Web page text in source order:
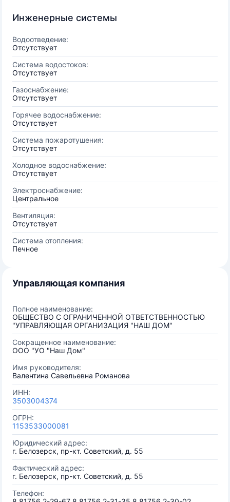
Инженерные системы
Водоотведение:
Отсутствует
Система водостоков:
Отсутствует
Газоснабжение:
Отсутствует
Горячее водоснабжение:
Отсутствует
Система пожаротушения:
Отсутствует
Холодное водоснабжение:
Отсутствует
Электроснабжение:
Центральное
Вентиляция:
Отсутствует
Система отопления:
Печное
Управляющая компания
Полное наименование:
ОБЩЕСТВО С ОГРАНИЧЕННОЙ ОТВЕТСТВЕННОСТЬЮ
"УПРАВЛЯЮЩАЯ ОРГАНИЗАЦИЯ "НАШ ДОМ"
Сокращенное наименование:
ООО "УО "Наш Дом"
Имя руководителя:
Валентина Савельевна Романова
ИНН:
3503004374
ОГРН:
1153533000081
Юридический адрес:
г. Белозерск, пр-кт. Советский, д. 55
Фактический адрес:
г. Белозерск, пр-кт. Советский, д. 55
Телефон: